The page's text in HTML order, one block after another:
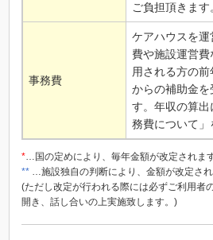
ご負担頂きます
事務費
ケアハウスを
費や施設運営費
用される方の
からの補助金
す。年収の算
務費について」
*…国の定めにより、毎年金額が改定されます
** …施設独自の判断により、金額が改定され
(ただし改定が行われる際には必ずご利用者
開き、話し合いの上実施致します。)